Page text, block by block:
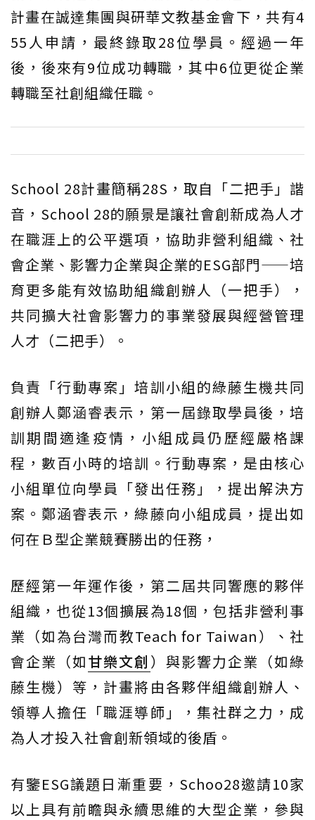
計畫在誠達集團與研華文教基金會下，共有4
55人申請，最終錄取28位學員。經過一年
後，後來有9位成功轉職，其中6位更從企業
轉職至社創組織任職。
School 28計畫簡稱28S，取自「二把手」諧
音，School 28的願景是讓社會創新成為人才
在職涯上的公平選項，協助非營利組織、社
會企業、影響力企業與企業的ESG部門——培
育更多能有效協助組織創辦人（一把手），
共同擴大社會影響力的事業發展與經營管理
人才（二把手）。
負責「行動專案」培訓小組的綠藤生機共同
創辦人鄭涵睿表示，第一屆錄取學員後，培
訓期間適逢疫情，小組成員仍歷經嚴格課
程，數百小時的培訓。行動專案，是由核心
小組單位向學員「發出任務」，提出解決方
案。鄭涵睿表示，綠藤向小組成員，提出如
何在Ｂ型企業競賽勝出的任務，
歷經第一年運作後，第二屆共同響應的夥伴
組織，也從13個擴展為18個，包括非營利事
業（如為台灣而教Teach for Taiwan）、社
會企業（如甘樂文創 ）與影響力企業（如綠
藤生機）等，計畫將由各夥伴組織創辦人、
領導人擔任「職涯導師」，集社群之力，成
為人才投入社會創新領域的後盾。
有鑒ESG議題日漸重要，Schoo28邀請10家
以上具有前瞻與永續思維的大型企業，參與